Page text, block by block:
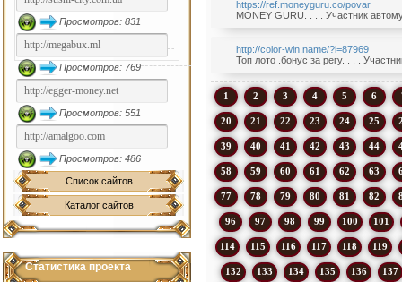
Просмотров: 831
Просмотров: 769
Просмотров: 551
Просмотров: 486
Список сайтов
Каталог сайтов
Статистика проекта
https://ref.moneyguru.co/povar
MONEY GURU. . . . Участник
http://color-win.name/?i=87969
Топ лото .бонус за регу. . . .
1 2 3 4 5 6
20 21 22 23 24 25
39 40 41 42 43 44
58 59 60 61 62 63
77 78 79 80 81 82
96 97 98 99 100 101
114 115 116 117 118 119
132 133 134 135 136 137